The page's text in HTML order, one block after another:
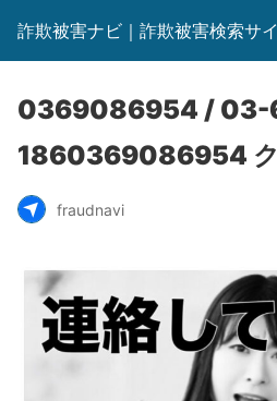
詐欺被害ナビ｜詐欺被害検索サ
0369086954 /
1860369086954 ク
fraudnavi